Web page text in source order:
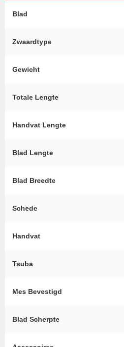
Blad
Zwaardtype
Gewicht
Totale Lengte
Handvat Lengte
Blad Lengte
Blad Breedte
Schede
Handvat
Tsuba
Mes Bevestigd
Blad Scherpte